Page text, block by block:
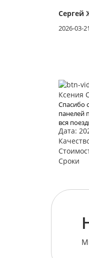
Сергей
2026-03-
Ксения
Спасибо
панелей
вся
всегда !!!
Дата:
Сроки